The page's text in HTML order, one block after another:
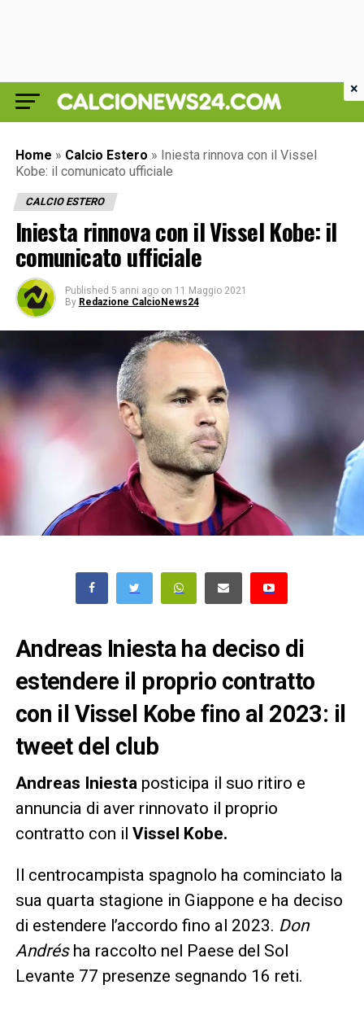
Home » Calcio Estero » Iniesta rinnova con il Vissel
Kobe: il comunicato ufficiale
CALCIO ESTERO
Iniesta rinnova con il Vissel Kobe: il
comunicato ufficiale
Published 5 anni ago on 11 Maggio 2021
By Redazione CalcioNews24
Andreas Iniesta ha deciso di
estendere il proprio contratto
con il Vissel Kobe fino al 2023: il
tweet del club
Andreas Iniesta posticipa il suo ritiro e
annuncia di aver rinnovato il proprio
contratto con il Vissel Kobe.
Il centrocampista spagnolo ha cominciato la
sua quarta stagione in Giappone e ha deciso
di estendere l’accordo fino al 2023. Don
Andrésha raccolto nel Paese del Sol
Levante 77 presenze segnando 16 reti.
×